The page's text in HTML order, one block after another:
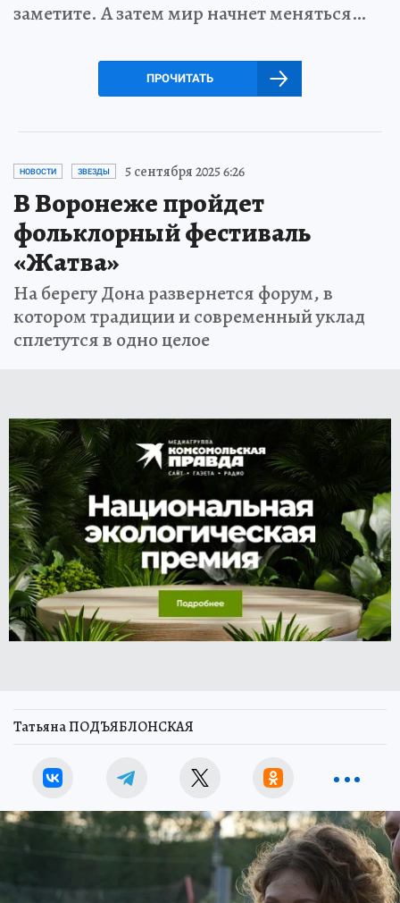
заметите. А затем мир начнет меняться…
ПРОЧИТАТЬ
НОВОСТИ ЗВЕЗДЫ 5 сентября 2025 6:26
В Воронеже пройдет
фольклорный фестиваль
«Жатва»
На берегу Дона развернется форум, в
котором традиции и современный уклад
сплетутся в одно целое
Татьяна ПОДЪЯБЛОНСКАЯ